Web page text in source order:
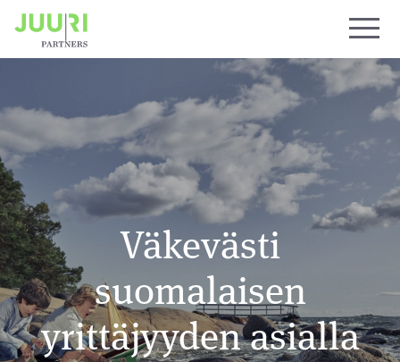
Väkevästi
suomalaisen
yrittäjyyden asialla